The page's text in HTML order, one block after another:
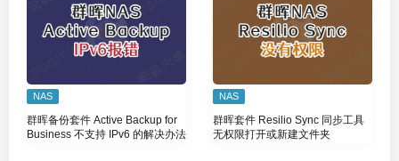
NAS
群晖备份套件 Active Backup for
Business 不支持 IPv6 的解决办法
NAS
群晖套件 Resilio Sync 同步工具
无权限打开或新建文件夹